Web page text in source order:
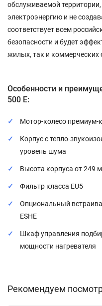
обслуживаемой
электроэнергию и не
соответствует всем
безопасности и будет
жилых, так и коммерческих
Особенности и
500 E:
Мотор-колесо премиум-
Корпус с тепло-
уровень шума
Высота корпуса от 249
Фильтр класса EU5
Опциональный
ESHE
Шкаф управления
мощности нагревателя
Рекомендуем